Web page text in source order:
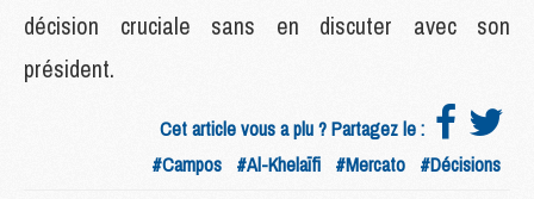
décision cruciale sans en discuter avec son
président.
Cet article vous a plu ? Partagez le :
#Campos #Al-Khelaïfi #Mercato #Décisions